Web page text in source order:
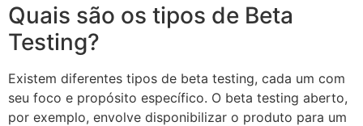
Quais são os tipos de Beta
Testing?
Existem diferentes tipos de beta testing, cada um com
seu foco e propósito específico. O beta testing aberto,
por exemplo, envolve disponibilizar o produto para um